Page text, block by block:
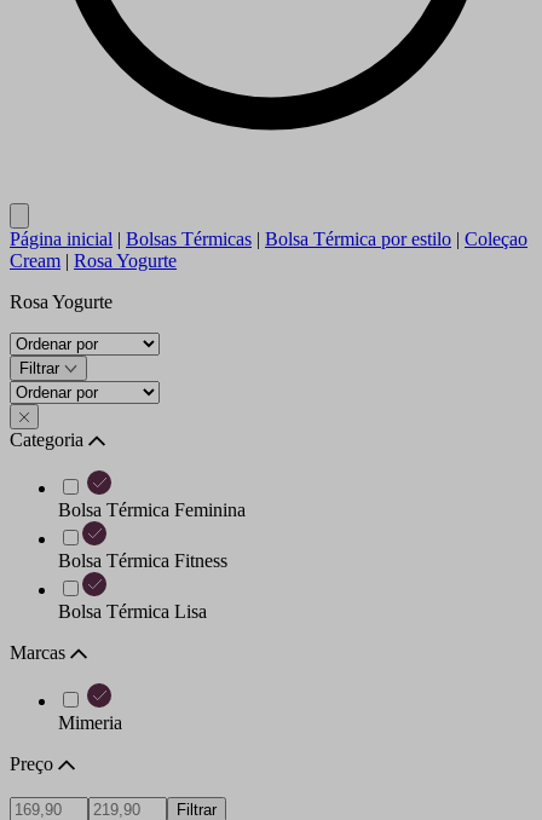
Página inicial | Bolsas Térmicas | Bolsa Térmica por estilo | Coleçao
Cream | Rosa Yogurte
Rosa Yogurte
Filtrar
Categoria
Bolsa Térmica Feminina
Bolsa Térmica Fitness
Bolsa Térmica Lisa
Marcas
Mimeria
Preço
Filtrar